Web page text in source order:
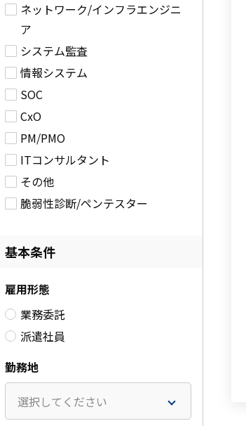
ネットワーク/インフラエンジニ
ア
システム監査
情報システム
SOC
CxO
PM/PMO
ITコンサルタント
その他
脆弱性診断/ペンテスター
基本条件
雇用形態
業務委託
派遣社員
勤務地
選択してください